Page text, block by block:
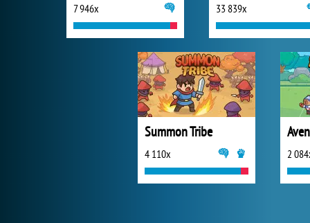
7 946x 33 839x
Summon Tribe
4 110x 2